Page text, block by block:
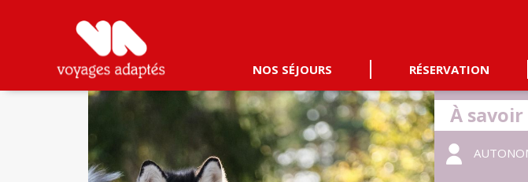
NOS SÉJOURS RÉSERVATION
À savoir